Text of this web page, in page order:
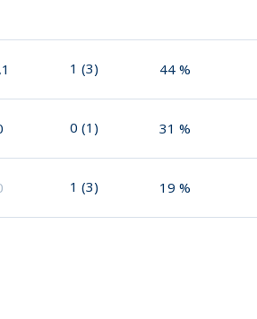
1 (3) 44 %
0 (1) 31 %
1 (3) 19 %